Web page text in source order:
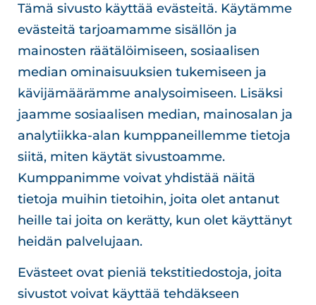
Tämä sivusto käyttää evästeitä. Käytämme
evästeitä tarjoamamme sisällön ja
mainosten räätälöimiseen, sosiaalisen
median ominaisuuksien tukemiseen ja
kävijämäärämme analysoimiseen. Lisäksi
jaamme sosiaalisen median, mainosalan ja
analytiikka-alan kumppaneillemme tietoja
siitä, miten käytät sivustoamme.
Kumppanimme voivat yhdistää näitä
tietoja muihin tietoihin, joita olet antanut
heille tai joita on kerätty, kun olet käyttänyt
heidän palvelujaan.
Evästeet ovat pieniä tekstitiedostoja, joita
sivustot voivat käyttää tehdäkseen